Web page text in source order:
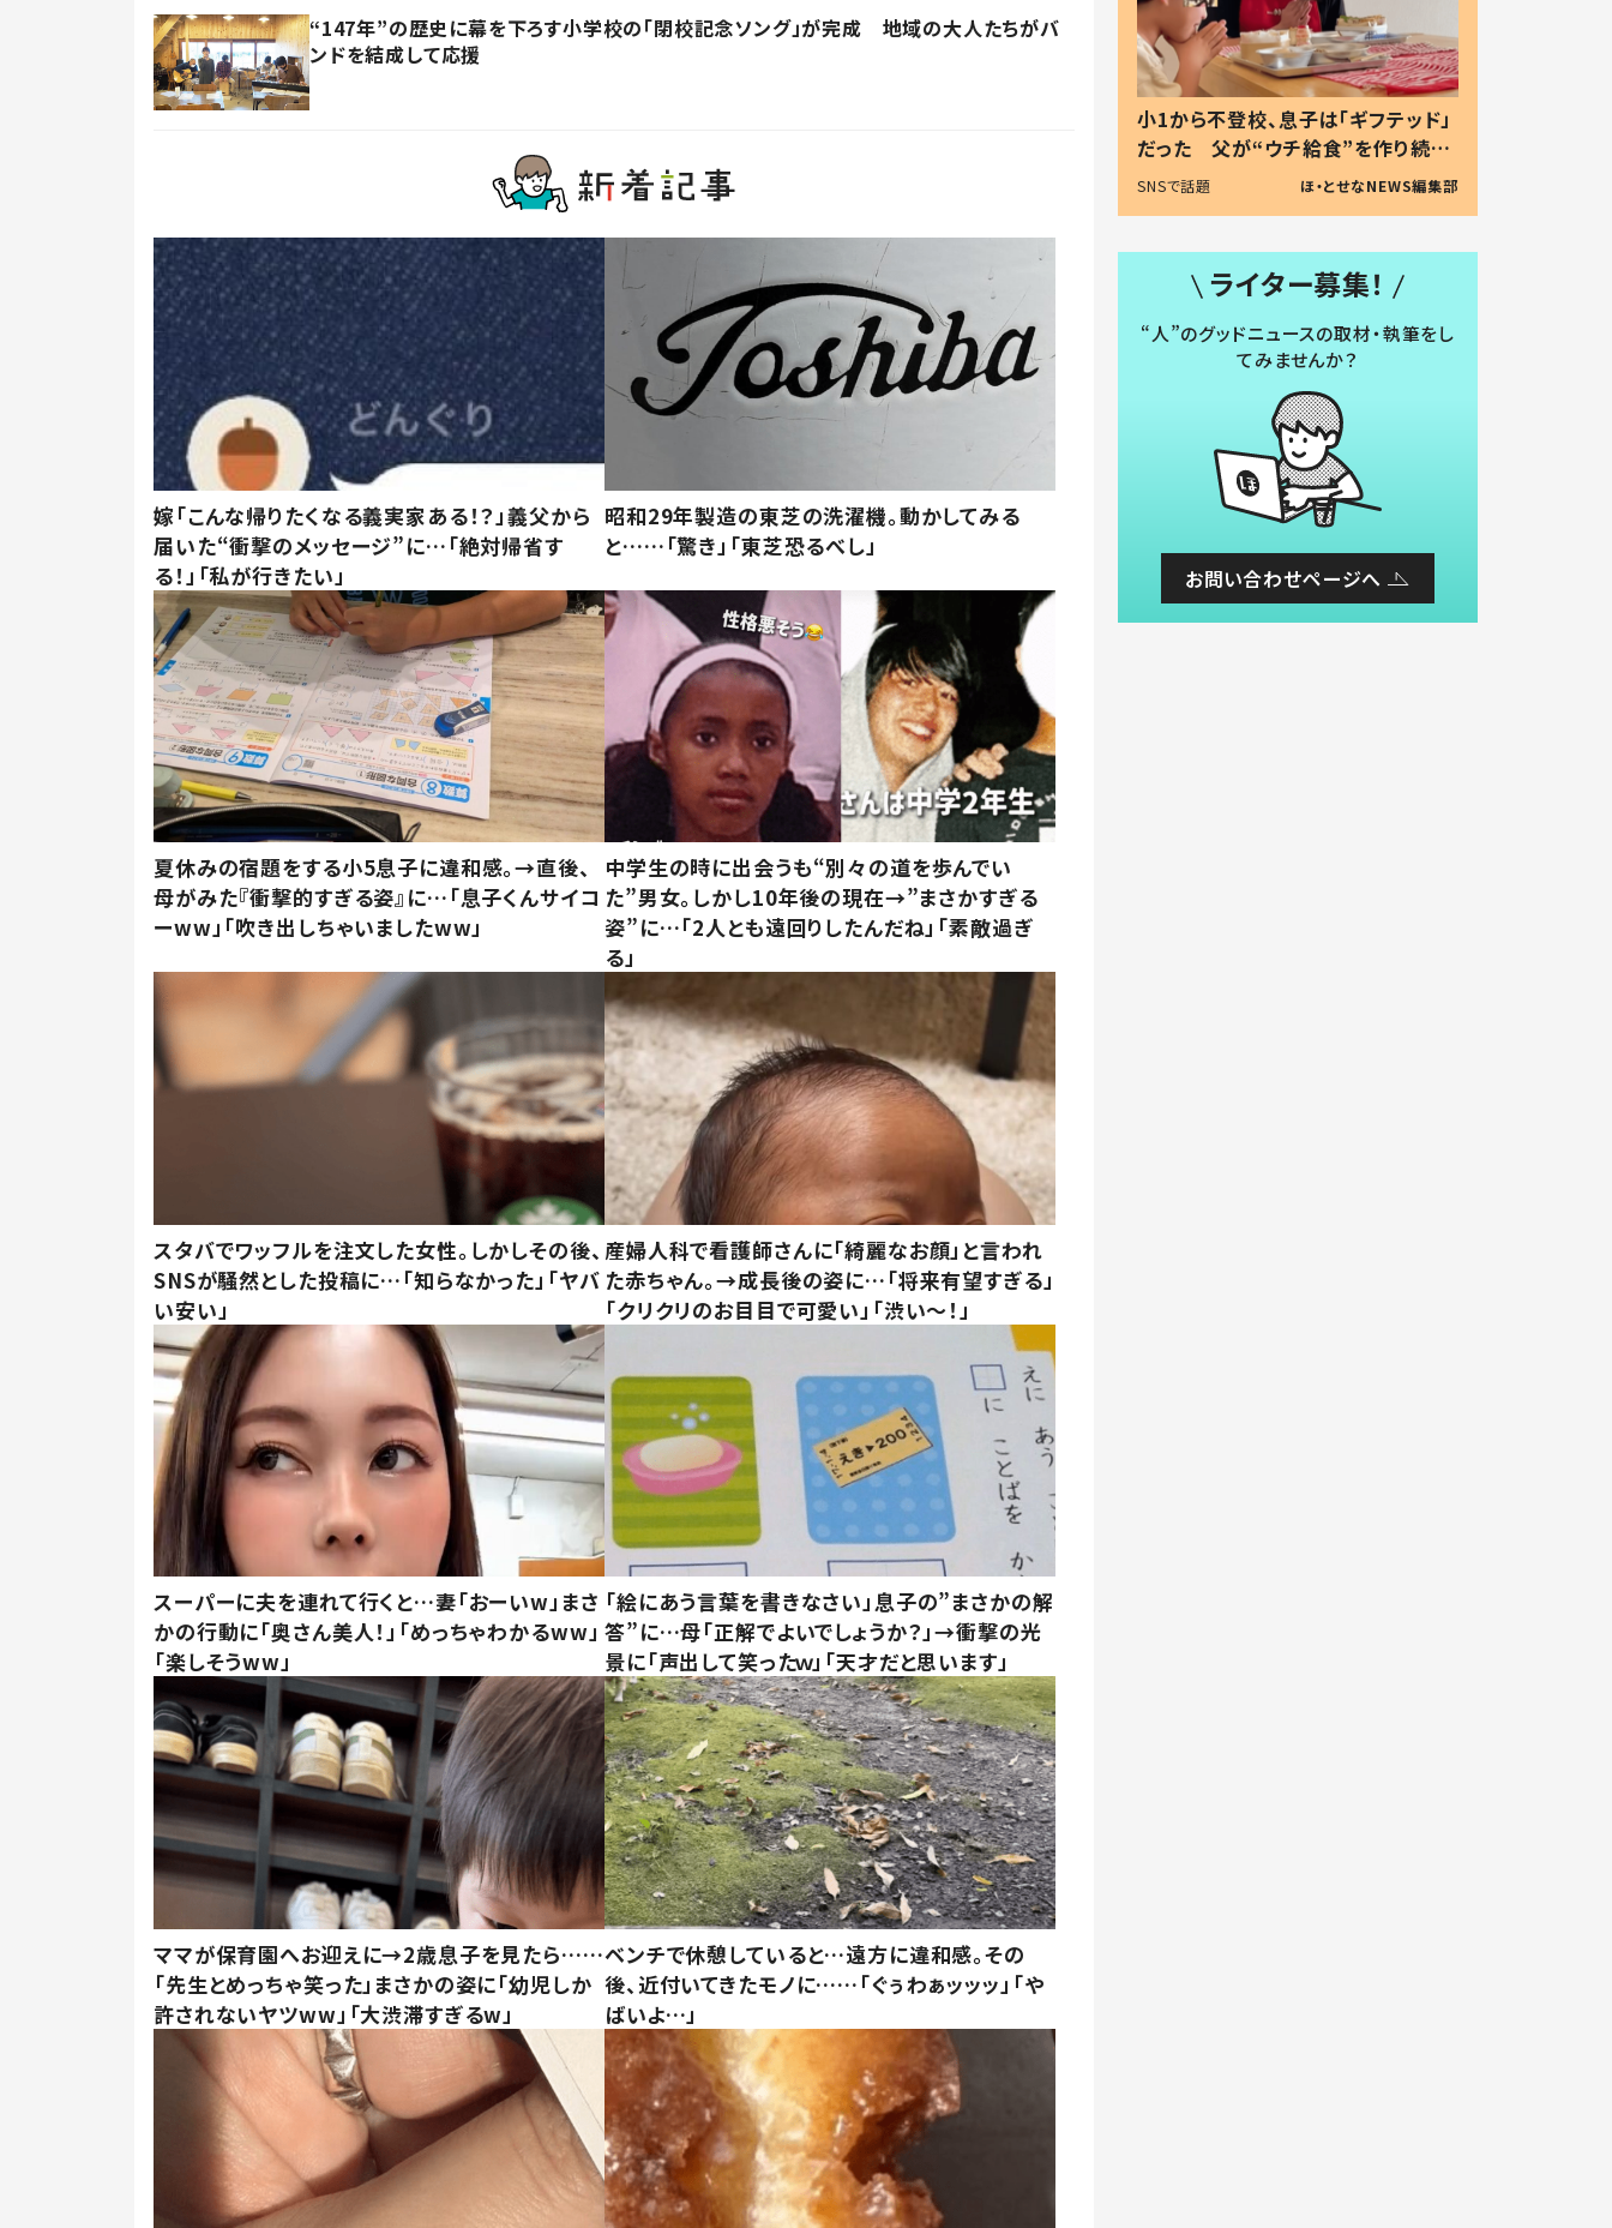
“147年”の歴史に幕を下ろす小学校の「閉校記念ソング」が完成 地域の大人たちがバ
ンドを結成して応援
嫁「こんな帰りたくなる義実家ある！？」義父から
届いた“衝撃のメッセージ”に…「絶対帰省す
る！」「私が行きたい」
昭和29年製造の東芝の洗濯機。動かしてみる
と……「驚き」「東芝恐るべし」
夏休みの宿題をする小5息子に違和感。→直後、
母がみた『衝撃的すぎる姿』に…「息子くんサイコ
ーww」「吹き出しちゃいましたww」
中学生の時に出会うも“別々の道を歩んでい
た”男女。しかし10年後の現在→”まさかすぎる
姿”に…「2人とも遠回りしたんだね」「素敵過ぎ
る」
スタバでワッフルを注文した女性。しかしその後、
SNSが騒然とした投稿に…「知らなかった」「ヤバ
い安い」
産婦人科で看護師さんに「綺麗なお顔」と言われ
た赤ちゃん。→成長後の姿に…「将来有望すぎる」
「クリクリのお目目で可愛い」「渋い～！」
スーパーに夫を連れて行くと…妻「おーいw」まさ
かの行動に「奥さん美人！」「めっちゃわかるww」
「楽しそうww」
「絵にあう言葉を書きなさい」息子の”まさかの解
答”に…母「正解でよいでしょうか？」→衝撃の光
景に「声出して笑ったｗ」「天才だと思います」
ママが保育園へお迎えに→2歳息子を見たら……
「先生とめっちゃ笑った」まさかの姿に「幼児しか
許されないヤツww」「大渋滞すぎるw」
ベンチで休憩していると…遠方に違和感。その
後、近付いてきたモノに……「ぐぅわぁッッッ」「や
ばいよ…」
小1から不登校、息子は「ギフテッド」
だった 父が“ウチ給食”を作り続け
る理由とは #令和の親 #令和の子
SNSで話題 ほ・とせなNEWS編集部
ライター募集！
“人”のグッドニュースの取材・執筆をし
てみませんか？
お問い合わせページへ